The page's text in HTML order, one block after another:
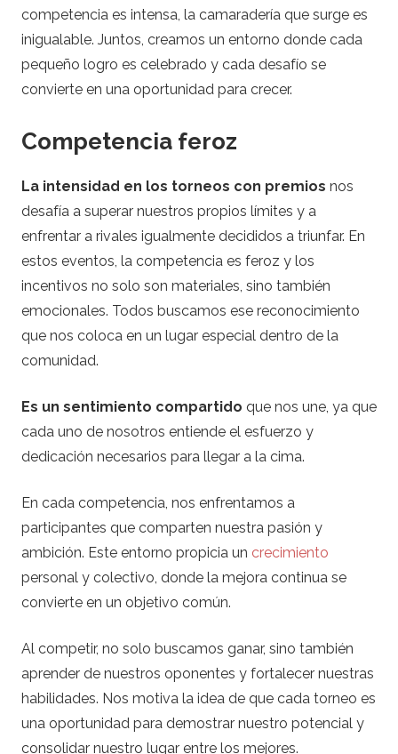
competencia es intensa, la camaradería que surge es
inigualable. Juntos, creamos un entorno donde cada
pequeño logro es celebrado y cada desafío se
convierte en una oportunidad para crecer.
Competencia feroz
La intensidad en los torneos con premios nos
desafía a superar nuestros propios límites y a
enfrentar a rivales igualmente decididos a triunfar. En
estos eventos, la competencia es feroz y los
incentivos no solo son materiales, sino también
emocionales. Todos buscamos ese reconocimiento
que nos coloca en un lugar especial dentro de la
comunidad.
Es un sentimiento compartido que nos une, ya que
cada uno de nosotros entiende el esfuerzo y
dedicación necesarios para llegar a la cima.
En cada competencia, nos enfrentamos a
participantes que comparten nuestra pasión y
ambición. Este entorno propicia un crecimiento
personal y colectivo, donde la mejora continua se
convierte en un objetivo común.
Al competir, no solo buscamos ganar, sino también
aprender de nuestros oponentes y fortalecer nuestras
habilidades. Nos motiva la idea de que cada torneo es
una oportunidad para demostrar nuestro potencial y
consolidar nuestro lugar entre los mejores.